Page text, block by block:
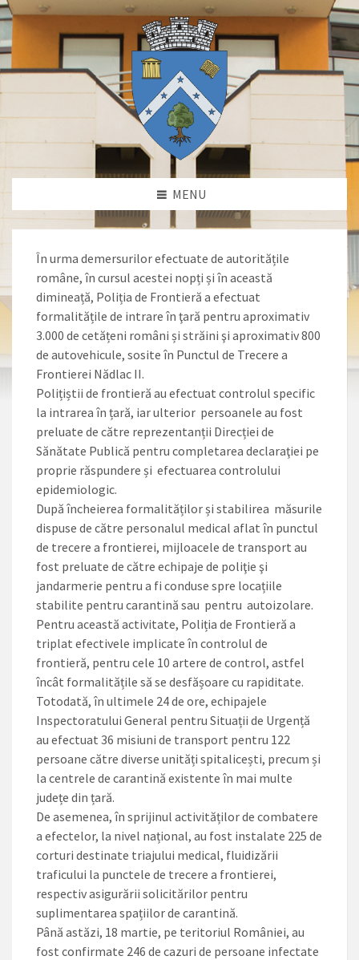
MENU
În urma demersurilor efectuate de autoritățile
române, în cursul acestei nopți și în această
dimineață, Poliția de Frontieră a efectuat
formalitățile de intrare în ţară pentru aproximativ
3.000 de cetățeni români și străini şi aproximativ 800
de autovehicule, sosite în Punctul de Trecere a
Frontierei Nădlac II.
Polițiștii de frontieră au efectuat controlul specific
la intrarea în țară, iar ulterior persoanele au fost
preluate de către reprezentanții Direcției de
Sănătate Publică pentru completarea declaraţiei pe
proprie răspundere și efectuarea controlului
epidemiologic.
După încheierea formalităților și stabilirea măsurile
dispuse de către personalul medical aflat în punctul
de trecere a frontierei, mijloacele de transport au
fost preluate de către echipaje de poliţie şi
jandarmerie pentru a fi conduse spre locațiile
stabilite pentru carantină sau pentru autoizolare.
Pentru această activitate, Poliția de Frontieră a
triplat efectivele implicate în controlul de
frontieră, pentru cele 10 artere de control, astfel
încât formalitățile să se desfășoare cu rapiditate.
Totodată, în ultimele 24 de ore, echipajele
Inspectoratului General pentru Situații de Urgență
au efectuat 36 misiuni de transport pentru 122
persoane către diverse unități spitalicești, precum și
la centrele de carantină existente în mai multe
județe din țară.
De asemenea, în sprijinul activităților de combatere
a efectelor, la nivel național, au fost instalate 225 de
corturi destinate triajului medical, fluidizării
traficului la punctele de trecere a frontierei,
respectiv asigurării solicitărilor pentru
suplimentarea spațiilor de carantină.
Până astăzi, 18 martie, pe teritoriul României, au
fost confirmate 246 de cazuri de persoane infectate